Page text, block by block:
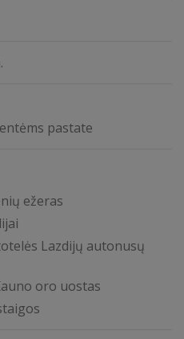
pastate
ežeras
Lazdijų autonusų
oro uostas